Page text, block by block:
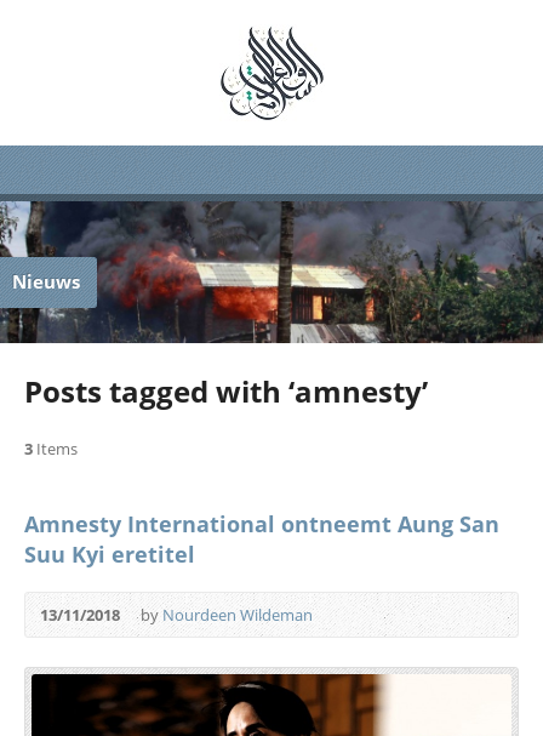
Nieuws
Posts tagged with ‘amnesty’
3 Items
Amnesty International ontneemt Aung San
Suu Kyi eretitel
13/11/2018 by Nourdeen Wildeman